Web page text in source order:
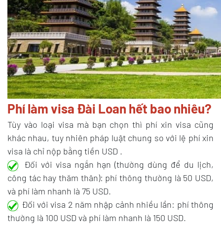
Phí làm visa Đài Loan hết bao nhiêu?
Tùy vào loại visa mà bạn chọn thì phí xin visa cũng
khác nhau, tuy nhiên pháp luật chung so với lệ phí xin
visa là chỉ nộp bằng tiền USD .
Đối với visa ngắn hạn (thường dùng để du lịch,
công tác hay thăm thân): phí thông thường là 50 USD,
và phí làm nhanh là 75 USD.
Đối với visa 2 năm nhập cảnh nhiều lần: phí thông
thường là 100 USD và phí làm nhanh là 150 USD.